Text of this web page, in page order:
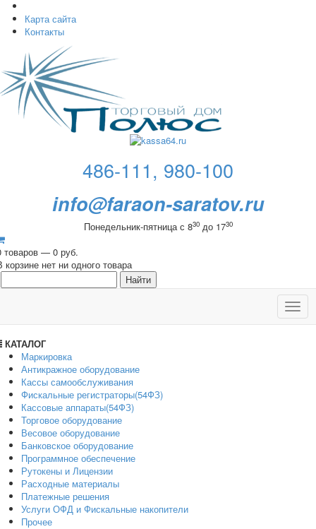
Карта сайта
Контакты
486-111, 980-100
info@faraon-saratov.ru
Понедельник-пятница с 830до 1730
товаров — 0 руб.
корзине нет ни одного товара
КАТАЛОГ
Маркировка
Антикражное оборудование
Кассы самообслуживания
Фискальные регистраторы(54ФЗ)
Кассовые аппараты(54ФЗ)
Торговое оборудование
Весовое оборудование
Банковское оборудование
Программное обеспечение
Рутокены и Лицензии
Расходные материалы
Платежные решения
Услуги ОФД и Фискальные накопители
Прочее